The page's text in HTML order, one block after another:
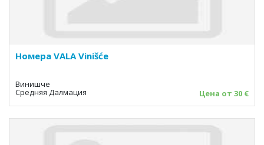
Номера VALA Vinišće
Винишче
Средняя Далмация Цена от 30 €